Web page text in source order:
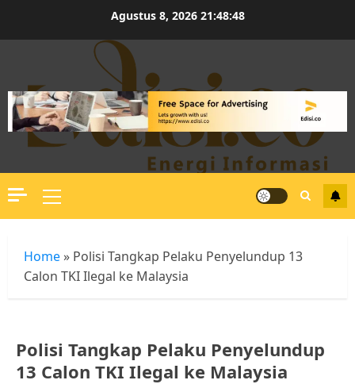
Agustus 8, 2026 21:48:48
Primary
Menu
Home » Polisi Tangkap Pelaku Penyelundup 13
Calon TKI Ilegal ke Malaysia
Polisi Tangkap Pelaku Penyelundup
13 Calon TKI Ilegal ke Malaysia